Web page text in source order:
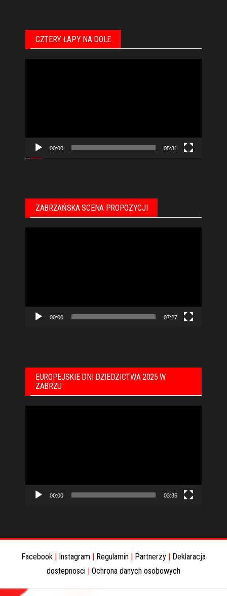
CZTERY ŁAPY NA DOLE
00:00 05:31
ZABRZAŃSKA SCENA PROPOZYCJI
00:00 07:27
EUROPEJSKIE DNI DZIEDZICTWA 2025 W
ZABRZU
00:00 03:35
Facebook | Instagram | Regulamin | Partnerzy | Deklaracja
dostepnosci | Ochrona danych osobowych